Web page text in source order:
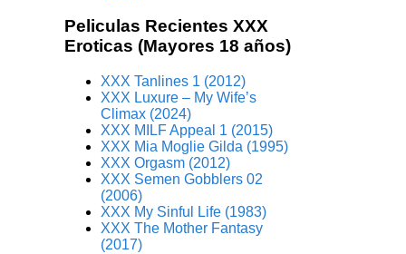
Peliculas Recientes XXX
Eroticas (Mayores 18 años)
XXX Tanlines 1 (2012)
XXX Luxure – My Wife’s
Climax (2024)
XXX MILF Appeal 1 (2015)
XXX Mia Moglie Gilda (1995)
XXX Orgasm (2012)
XXX Semen Gobblers 02
(2006)
XXX My Sinful Life (1983)
XXX The Mother Fantasy
(2017)